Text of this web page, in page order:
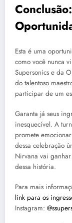
Esta é uma
como você nunca
Supersonics e da
do talentoso
participar de um
Garanta já seus
inesquecível. A
promete
dessa celebração
Nirvana vai
dessa história.
Para mais
link para os
Instagram: